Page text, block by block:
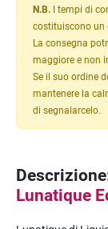
N.B. I tempi di
costituiscono un
La consegna
maggiore e non
Se il suo ordine
mantenere la
di segnalarcelo.
Lunatique